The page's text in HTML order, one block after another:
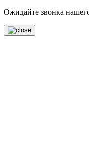
Ожидайте звонка